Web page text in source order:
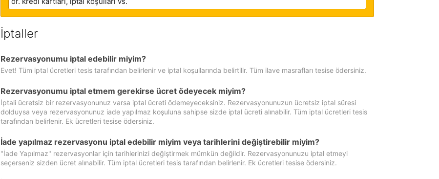
İptaller
Rezervasyonumu iptal edebilir miyim?
Evet! Tüm iptal ücretleri tesis tarafından belirlenir ve iptal koşullarında belirtilir. Tüm ilave masrafları tesise ödersiniz.
Rezervasyonumu iptal etmem gerekirse ücret ödeyecek miyim?
İptali ücretsiz bir rezervasyonunuz varsa iptal ücreti ödemeyeceksiniz. Rezervasyonunuzun ücretsiz iptal süresi
dolduysa veya rezervasyonunuz iade yapılmaz koşuluna sahipse sizde iptal ücreti alınabilir. Tüm iptal ücretleri tesis
tarafından belirlenir. Ek ücretleri tesise ödersiniz.
İade yapılmaz rezervasyonu iptal edebilir miyim veya tarihlerini değiştirebilir miyim?
"İade Yapılmaz" rezervasyonlar için tarihlerinizi değiştirmek mümkün değildir. Rezervasyonunuzu iptal etmeyi
seçerseniz sizden ücret alınabilir. Tüm iptal ücretleri tesis tarafından belirlenir. Ek ücretleri tesise ödersiniz.